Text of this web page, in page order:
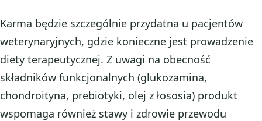
Karma będzie szczególnie przydatna u pacjentów
weterynaryjnych, gdzie konieczne jest prowadzenie
diety terapeutycznej. Z uwagi na obecność
składników funkcjonalnych (glukozamina,
chondroityna, prebiotyki, olej z łososia) produkt
wspomaga również stawy i zdrowie przewodu